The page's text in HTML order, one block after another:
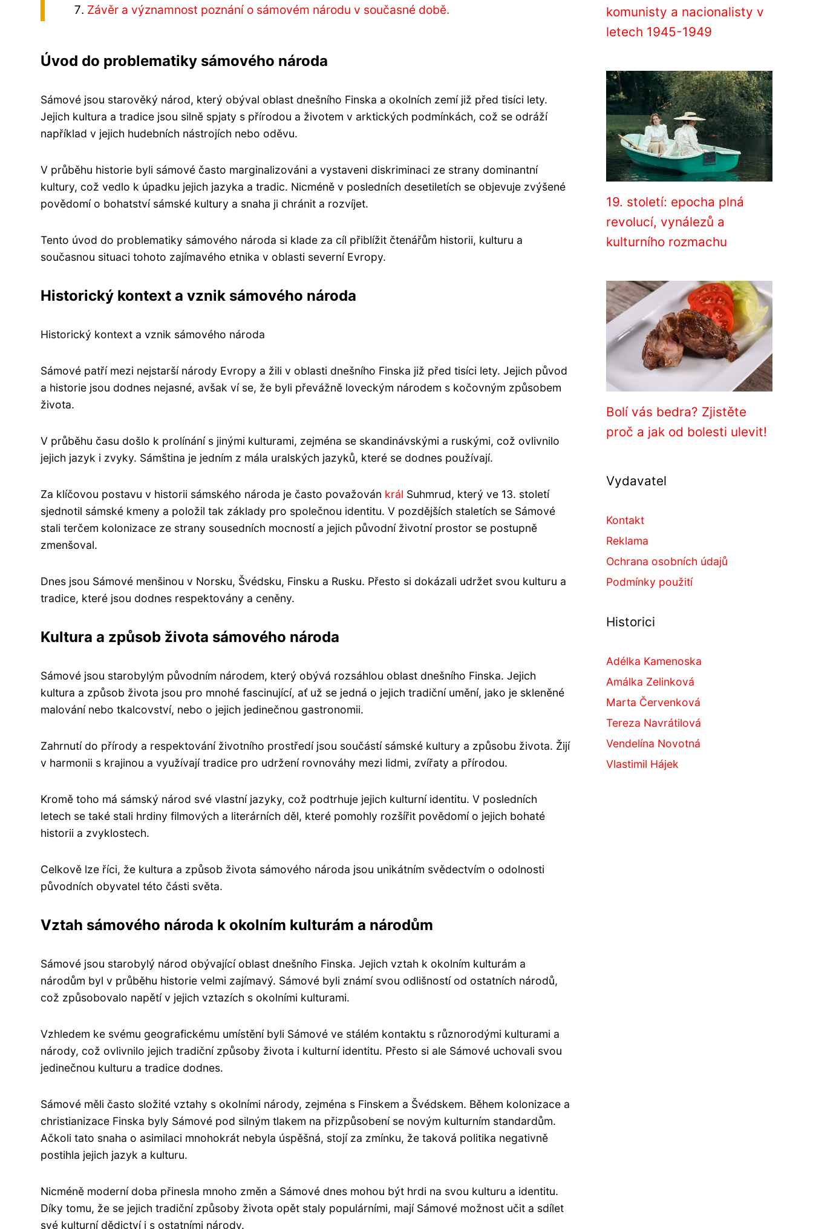
Závěr a významnost poznání o sámovém národu v současné době.
Úvod do problematiky sámového národa
Sámové jsou starověký národ, který obýval oblast dnešního Finska a okolních zemí již před tisíci lety.
Jejich kultura a tradice jsou silně spjaty s přírodou a životem v arktických podmínkách, což se odráží
například v jejich hudebních nástrojích nebo oděvu.
V průběhu historie byli sámové často marginalizováni a vystaveni diskriminaci ze strany dominantní
kultury, což vedlo k úpadku jejich jazyka a tradic. Nicméně v posledních desetiletích se objevuje zvýšené
povědomí o bohatství sámské kultury a snaha ji chránit a rozvíjet.
Tento úvod do problematiky sámového národa si klade za cíl přiblížit čtenářům historii, kulturu a
současnou situaci tohoto zajímavého etnika v oblasti severní Evropy.
Historický kontext a vznik sámového národa
Historický kontext a vznik sámového národa
Sámové patří mezi nejstarší národy Evropy a žili v oblasti dnešního Finska již před tisíci lety. Jejich původ
a historie jsou dodnes nejasné, avšak ví se, že byli převážně loveckým národem s kočovným způsobem
života.
V průběhu času došlo k prolínání s jinými kulturami, zejména se skandinávskými a ruskými, což ovlivnilo
jejich jazyk i zvyky. Sámština je jedním z mála uralských jazyků, které se dodnes používají.
Za klíčovou postavu v historii sámského národa je často považován král Suhmrud, který ve 13. století
sjednotil sámské kmeny a položil tak základy pro společnou identitu. V pozdějších staletích se Sámové
stali terčem kolonizace ze strany sousedních mocností a jejich původní životní prostor se postupně
zmenšoval.
Dnes jsou Sámové menšinou v Norsku, Švédsku, Finsku a Rusku. Přesto si dokázali udržet svou kulturu a
tradice, které jsou dodnes respektovány a ceněny.
Kultura a způsob života sámového národa
Sámové jsou starobylým původním národem, který obývá rozsáhlou oblast dnešního Finska. Jejich
kultura a způsob života jsou pro mnohé fascinující, ať už se jedná o jejich tradiční umění, jako je skleněné
malování nebo tkalcovství, nebo o jejich jedinečnou gastronomii.
Zahrnutí do přírody a respektování životního prostředí jsou součástí sámské kultury a způsobu života. Žijí
v harmonii s krajinou a využívají tradice pro udržení rovnováhy mezi lidmi, zvířaty a přírodou.
Kromě toho má sámský národ své vlastní jazyky, což podtrhuje jejich kulturní identitu. V posledních
letech se také stali hrdiny filmových a literárních děl, které pomohly rozšířit povědomí o jejich bohaté
historii a zvyklostech.
Celkově lze říci, že kultura a způsob života sámového národa jsou unikátním svědectvím o odolnosti
původních obyvatel této části světa.
Vztah sámového národa k okolním kulturám a národům
Sámové jsou starobylý národ obývající oblast dnešního Finska. Jejich vztah k okolním kulturám a
národům byl v průběhu historie velmi zajímavý. Sámové byli známí svou odlišností od ostatních národů,
což způsobovalo napětí v jejich vztazích s okolními kulturami.
Vzhledem ke svému geografickému umístění byli Sámové ve stálém kontaktu s různorodými kulturami a
národy, což ovlivnilo jejich tradiční způsoby života i kulturní identitu. Přesto si ale Sámové uchovali svou
jedinečnou kulturu a tradice dodnes.
Sámové měli často složité vztahy s okolními národy, zejména s Finskem a Švédskem. Během kolonizace a
christianizace Finska byly Sámové pod silným tlakem na přizpůsobení se novým kulturním standardům.
Ačkoli tato snaha o asimilaci mnohokrát nebyla úspěšná, stojí za zmínku, že taková politika negativně
postihla jejich jazyk a kulturu.
Nicméně moderní doba přinesla mnoho změn a Sámové dnes mohou být hrdi na svou kulturu a identitu.
Díky tomu, že se jejich tradiční způsoby života opět staly populárními, mají Sámové možnost učit a sdílet
své kulturní dědictví i s ostatními národy.
komunisty a nacionalisty v
letech 1945-1949
19. století: epocha plná
revolucí, vynálezů a
kulturního rozmachu
Bolí vás bedra? Zjistěte
proč a jak od bolesti ulevit!
Vydavatel
Kontakt
Reklama
Ochrana osobních údajů
Podmínky použití
Historici
Adélka Kamenoska
Amálka Zelinková
Marta Červenková
Tereza Navrátilová
Vendelína Novotná
Vlastimil Hájek